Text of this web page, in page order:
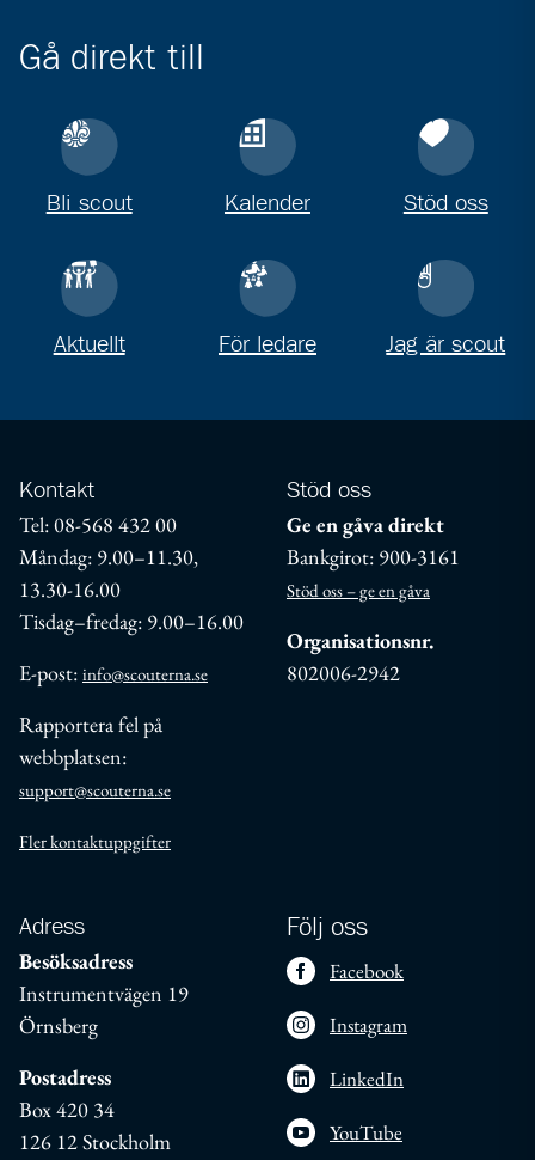
Gå direkt till
Bli scout Kalender Stöd oss
Aktuellt För ledare Jag är scout
Kontakt
Tel: 08-568 432 00
Måndag: 9.00–11.30,
13.30-16.00
Tisdag–fredag: 9.00–16.00
E-post: info@scouterna.se
Rapportera fel på
webbplatsen:
support@scouterna.se
Fler kontaktuppgifter
Stöd oss
Ge en gåva direkt
Bankgirot: 900-3161
Stöd oss – ge en gåva
Organisationsnr.
802006-2942
Adress
Besöksadress
Instrumentvägen 19
Örnsberg
Postadress
Box 420 34
126 12 Stockholm
Följ oss
Facebook
Instagram
LinkedIn
YouTube